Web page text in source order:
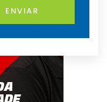
ENVIAR